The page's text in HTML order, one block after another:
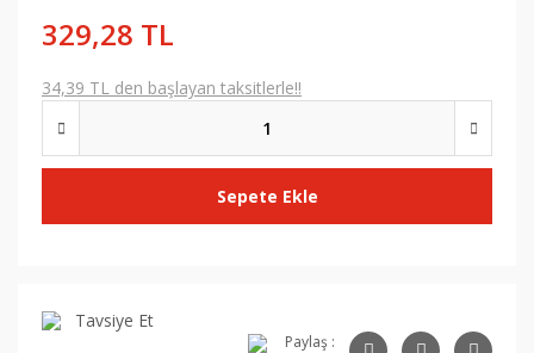
329,28 TL
34,39 TL den başlayan taksitlerle!!
Sepete Ekle
Tavsiye Et
Paylaş :